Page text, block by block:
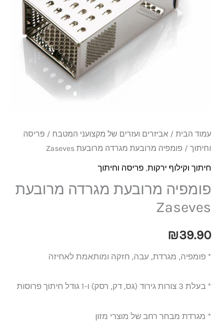
עמוד הבית / אביזרים ועזרים של מקצועני המטבח / פריסה
וחיתוך / פומפיה מרובעת מגרדה מרובעת Zaseves
חיתוך וקילוף ירקות, פריסה וחיתוך
פומפיה מרובעת מגרדה מרובעת
Zaseves
₪39.90
* פומפיה, מגרדת, עבה, חזקה ומותאמת לאחיזה
* בעלת 3 צורות גירוד (גס, דק, רסק) ו-1 גודל חיתוך פרוסות
* מגרדת מבחר רחב של מוצרי מזון
Zaseves